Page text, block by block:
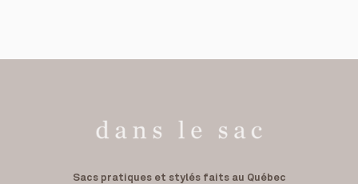
Sacs pratiques et stylés faits au Québec